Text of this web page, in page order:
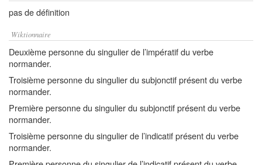
pas de définition
Wiktionnaire
Deuxième personne du singulier de l’impératif du verbe
normander.
Troisième personne du singulier du subjonctif présent du verbe
normander.
Première personne du singulier du subjonctif présent du verbe
normander.
Troisième personne du singulier de l’indicatif présent du verbe
normander.